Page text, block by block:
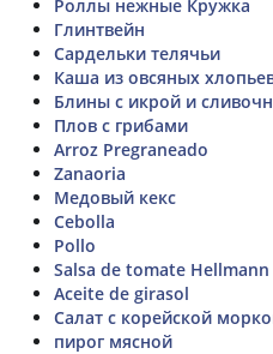
Роллы нежные Кружка
Глинтвейн
Сардельки телячьи
Каша из овсяных
Блины с икрой и
Плов с грибами
Arroz Pregraneado
Zanaoria
Медовый кекс
Cebolla
Pollo
Salsa de tomate Hellmann
Aceite de girasol
Салат с корейской
пирог мясной